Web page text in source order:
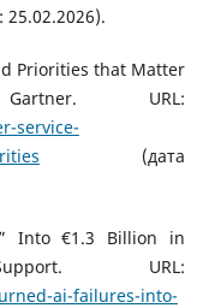
25.02.2026).
Priorities that Matter
URL:
service-
(дата
Into €1.3 Billion in
URL:
ai-failures-into-